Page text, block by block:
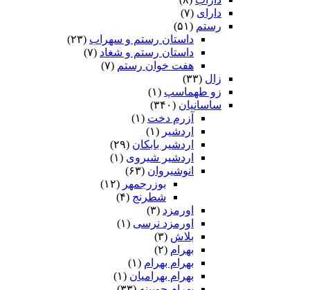
دارای (۷)
رستم (۵۱)
داستان رستم و سهراب (۲۳)
داستان رستم و شغاد (۷)
هفت خوان رستم‏ (۷)
زال (۳۳)
زو طهماسپ‏ (۱)
ساسانیان (۳۴۰)
آزرم دخت (۱)
اردشیر (۱)
اردشیر بابکان (۲۹)
اردشیر شیروی (۱)
انوشیروان (۶۳)
بوزرجمهر (۱۲)
شطرنج (۴)
اورمزد (۳)
اورمزد نرسى‏ (۱)
بلاش (۳)
بهرام (۲)
بهرام بهرام (۱)
بهرام بهرامیان‏ (۱)